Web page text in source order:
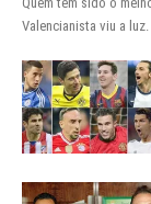
Valencianista viu a luz.